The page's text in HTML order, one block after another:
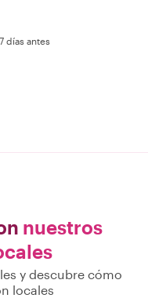
días antes
nuestros
y descubre cómo
locales